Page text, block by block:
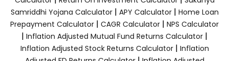
Samriddhi Yojana Calculator| APY Calculator| Home Loan
Prepayment Calculator | CAGR Calculator | NPS Calculator
| Inflation Adjusted Mutual Fund Returns Calculator |
Inflation Adjusted Stock Returns Calculator| Inflation